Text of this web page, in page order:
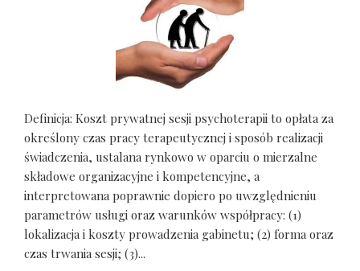
Definicja: Koszt prywatnej sesji psychoterapii to opłata za
określony czas pracy terapeutycznej i sposób realizacji
świadczenia, ustalana rynkowo w oparciu o mierzalne
składowe organizacyjne i kompetencyjne, a
interpretowana poprawnie dopiero po uwzględnieniu
parametrów usługi oraz warunków współpracy: (1)
lokalizacja i koszty prowadzenia gabinetu; (2) forma oraz
czas trwania sesji; (3)...